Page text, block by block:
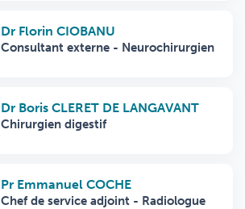
Dr Florin CIOBANU
Consultant externe - Neurochirurgien
Dr Boris CLERET DE LANGAVANT
Chirurgien digestif
Pr Emmanuel COCHE
Chef de service adjoint - Radiologue